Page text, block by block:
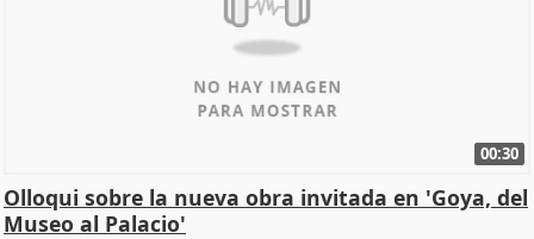
00:30
Olloqui sobre la nueva obra invitada en 'Goya, del
Museo al Palacio'